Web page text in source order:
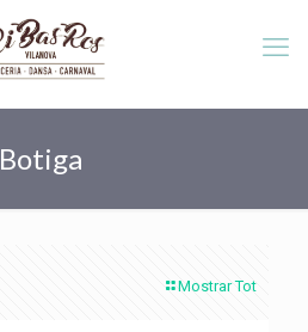
Botiga
Mostrar Tot